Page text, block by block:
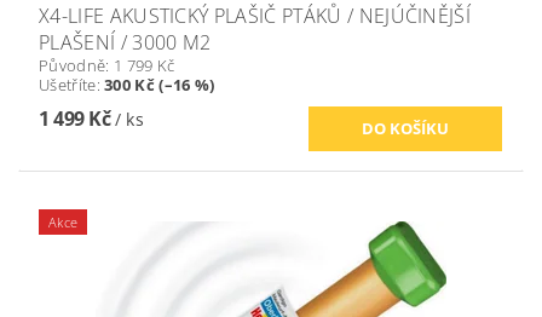
X4-LIFE AKUSTICKÝ PLAŠIČ PTÁKŮ / NEJÚČINĚJŠÍ
PLAŠENÍ / 3000 M2
Původně: 1 799 Kč
Ušetříte:300 Kč (–16 %)
1 499 Kč/ ks
Akce